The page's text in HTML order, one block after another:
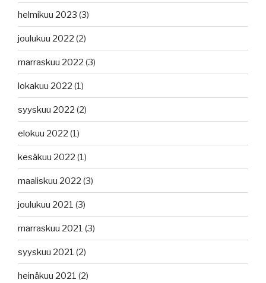
helmikuu 2023 (3)
joulukuu 2022 (2)
marraskuu 2022 (3)
lokakuu 2022 (1)
syyskuu 2022 (2)
elokuu 2022 (1)
kesäkuu 2022 (1)
maaliskuu 2022 (3)
joulukuu 2021 (3)
marraskuu 2021 (3)
syyskuu 2021 (2)
heinäkuu 2021 (2)